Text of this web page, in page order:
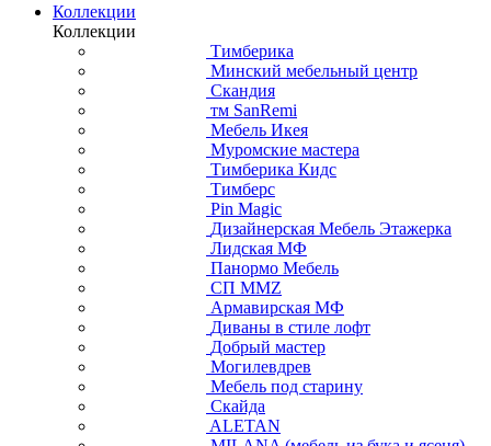
Коллекции
Коллекции
Тимберика
Минский мебельный центр
Скандия
тм SanRemi
Мебель Икея
Муромские мастера
Тимберика Кидс
Тимберс
Pin Magic
Дизайнерская Мебель Этажерка
Лидская МФ
Панормо Мебель
СП ММZ
Армавирская МФ
Диваны в стиле лофт
Добрый мастер
Могилевдрев
Мебель под старину
Скайда
ALETAN